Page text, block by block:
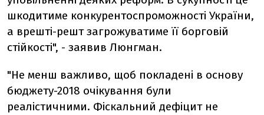
шкодитиме конкурентоспроможності України,
а врешті-решт загрожуватиме її борговій
стійкості", - заявив Люнгман.
"Не менш важливо, щоб покладені в основу
бюджету-2018 очікування були
реалістичними. Фіскальний дефіцит не